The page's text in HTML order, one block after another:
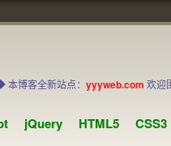
博客全新站点： yyyweb.com 欢迎
jQuery HTML5 CSS3